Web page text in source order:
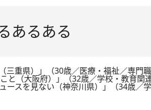
あるある
三重県）」（30歳／医療・福祉／専門職
と（大阪府）」（32歳／学校・教育関
ースを見ない（神奈川県）」（34歳／